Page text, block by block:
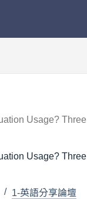
Usage? Three
Usage? Three
1-英語分享論壇